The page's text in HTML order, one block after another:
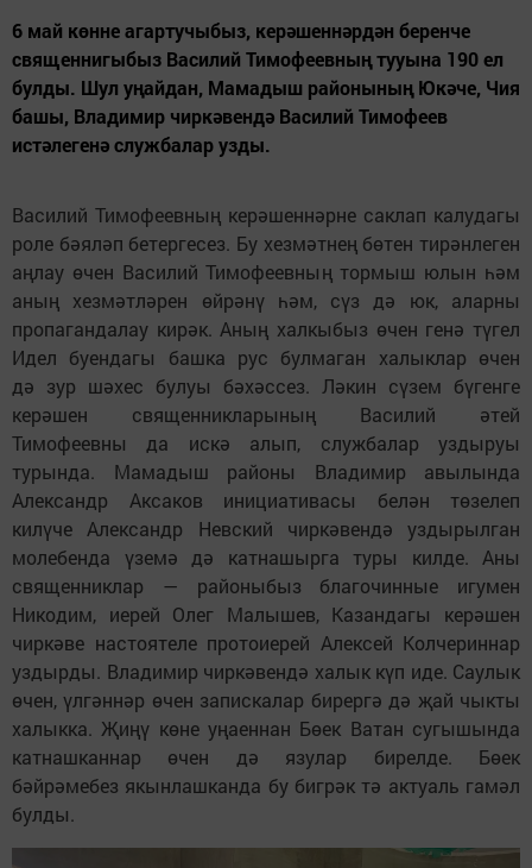
6 май көнне агартучыбыз, керәшеннәрдән беренче
священнигыбыз Василий Тимофеевның тууына 190 ел
булды. Шул уңайдан, Мамадыш районының Юкәче, Чия
башы, Владимир чиркәвендә Василий Тимофеев
истәлегенә службалар узды.
Василий Тимофеевның керәшеннәрне саклап калудагы
роле бәяләп бетергесез. Бу хезмәтнең бөтен тирәнлеген
аңлау өчен Василий Тимофеевның тормыш юлын һәм
аның хезмәтләрен өйрәнү һәм, сүз дә юк, аларны
пропагандалау кирәк. Аның халкыбыз өчен генә түгел
Идел буендагы башка рус булмаган халыклар өчен
дә зур шәхес булуы бәхәссез. Ләкин сүзем бүгенге
керәшен священникларының Василий әтей
Тимофеевны да искә алып, службалар уздыруы
турында. Мамадыш районы Владимир авылында
Александр Аксаков инициативасы белән төзелеп
килүче Александр Невский чиркәвендә уздырылган
молебенда үземә дә катнашырга туры килде. Аны
священниклар — районыбыз благочинные игумен
Никодим, иерей Олег Малышев, Казандагы керәшен
чиркәве настоятеле протоиерей Алексей Колчериннар
уздырды. Владимир чиркәвендә халык күп иде. Саулык
өчен, үлгәннәр өчен запискалар бирергә дә җай чыкты
халыкка. Җиңү көне уңаеннан Бөек Ватан сугышында
катнашканнар өчен дә язулар бирелде. Бөек
бәйрәмебез якынлашканда бу бигрәк тә актуаль гамәл
булды.